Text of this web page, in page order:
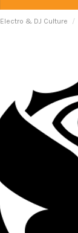
Electro & DJ Culture